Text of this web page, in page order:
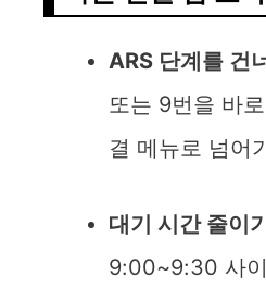
ARS 단계를 건
또는 9번을 바
결 메뉴로 넘어
대기 시간 줄이
9:00~9:30 사